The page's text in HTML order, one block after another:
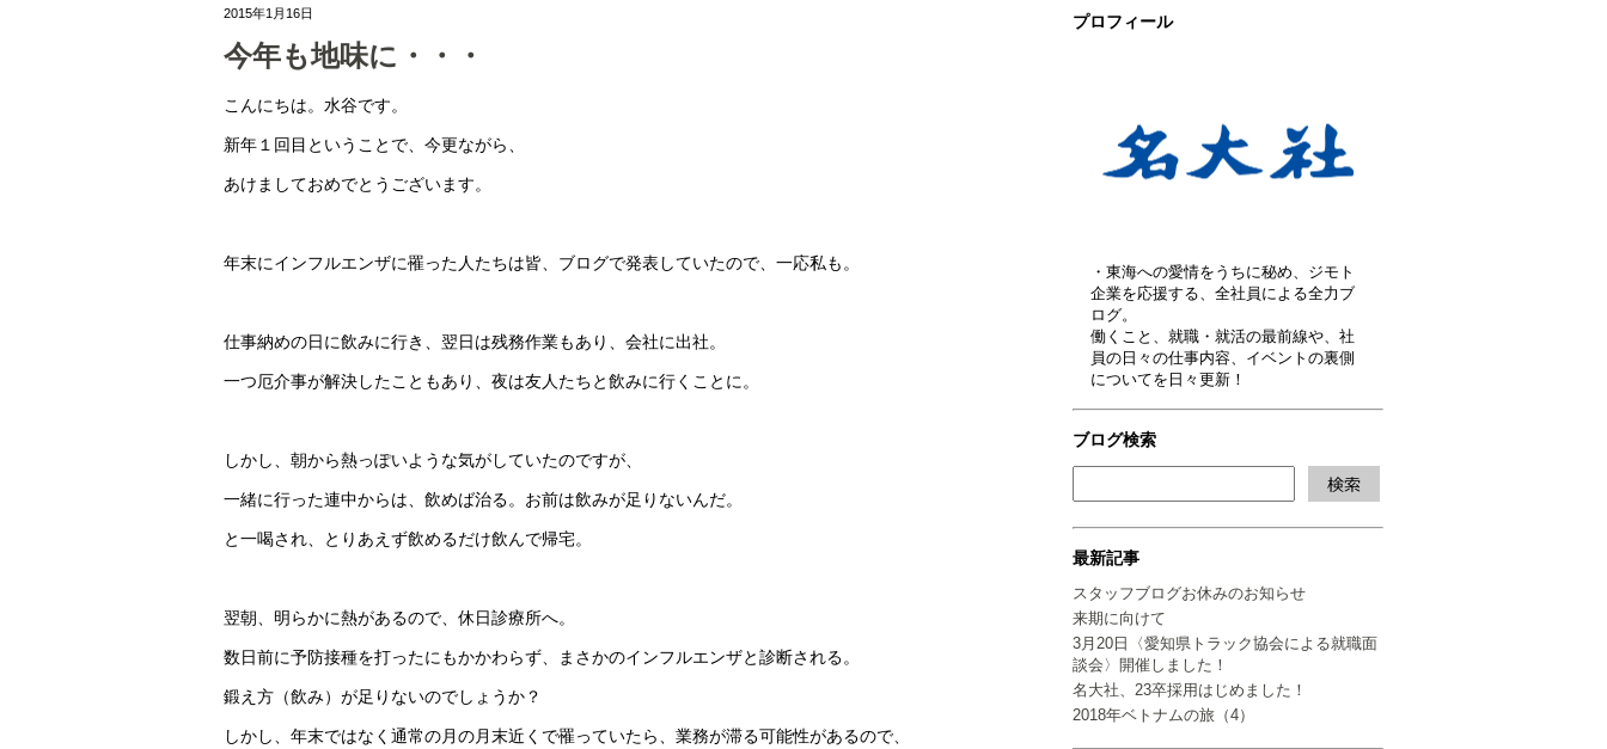
プロフィール
・東海への愛情をうちに秘め、ジモト
企業を応援する、全社員による全力ブ
ログ。
働くこと、就職・就活の最前線や、社
員の日々の仕事内容、イベントの裏側
についてを日々更新！
ブログ検索
最新記事
スタッフブログお休みのお知らせ
来期に向けて
3月20日〈愛知県トラック協会による就職面
談会〉開催しました！
名大社、23卒採用はじめました！
2018年ベトナムの旅（4）
2015年1月16日
今年も地味に・・・
こんにちは。水谷です。
新年１回目ということで、今更ながら、
あけましておめでとうございます。
年末にインフルエンザに罹った人たちは皆、ブログで発表していたので、一応私も。
仕事納めの日に飲みに行き、翌日は残務作業もあり、会社に出社。
一つ厄介事が解決したこともあり、夜は友人たちと飲みに行くことに。
しかし、朝から熱っぽいような気がしていたのですが、
一緒に行った連中からは、飲めば治る。お前は飲みが足りないんだ。
と一喝され、とりあえず飲めるだけ飲んで帰宅。
翌朝、明らかに熱があるので、休日診療所へ。
数日前に予防接種を打ったにもかかわらず、まさかのインフルエンザと診断される。
鍛え方（飲み）が足りないのでしょうか？
しかし、年末ではなく通常の月の月末近くで罹っていたら、業務が滞る可能性があるので、